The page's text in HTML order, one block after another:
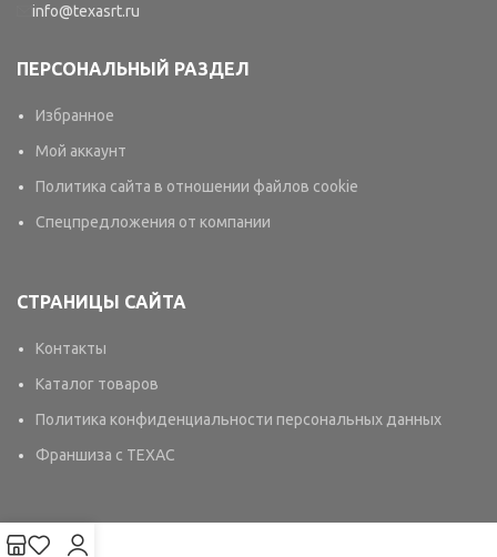
info@texasrt.ru
ПЕРСОНАЛЬНЫЙ РАЗДЕЛ
Избранное
Мой аккаунт
Политика сайта в отношении файлов cookie
Спецпредложения от компании
СТРАНИЦЫ САЙТА
Контакты
Каталог товаров
Политика конфиденциальности персональных данных
Франшиза с TEXAC